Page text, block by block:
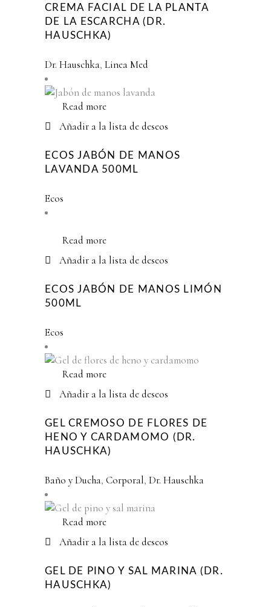
CREMA FACIAL DE LA PLANTA
DE LA ESCARCHA (DR.
HAUSCHKA)
Dr. Hauschka, Linea Med
Read more
Añadir a la lista de deseos
ECOS JABÓN DE MANOS
LAVANDA 500ML
Ecos
Read more
Añadir a la lista de deseos
ECOS JABÓN DE MANOS LIMÓN
500ML
Ecos
Read more
Añadir a la lista de deseos
GEL CREMOSO DE FLORES DE
HENO Y CARDAMOMO (DR.
HAUSCHKA)
Baño y Ducha, Corporal, Dr. Hauschka
Read more
Añadir a la lista de deseos
GEL DE PINO Y SAL MARINA (DR.
HAUSCHKA)